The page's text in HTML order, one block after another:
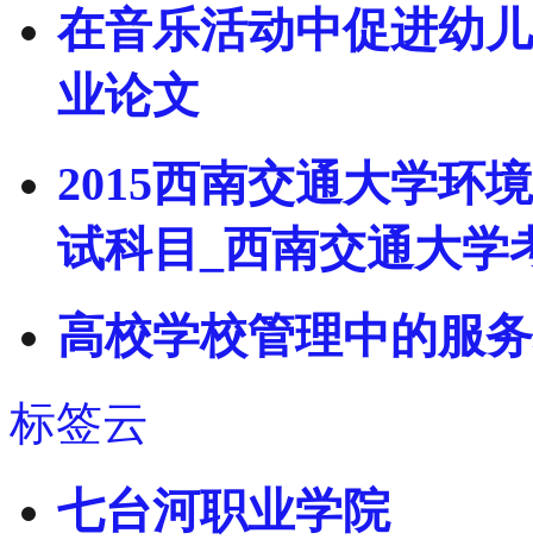
在音乐活动中促进幼
业论文
2015西南交通大学环
试科目_西南交通大学
高校学校管理中的服
标签云
七台河职业学院